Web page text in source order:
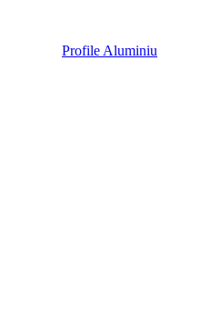
Profile Aluminiu